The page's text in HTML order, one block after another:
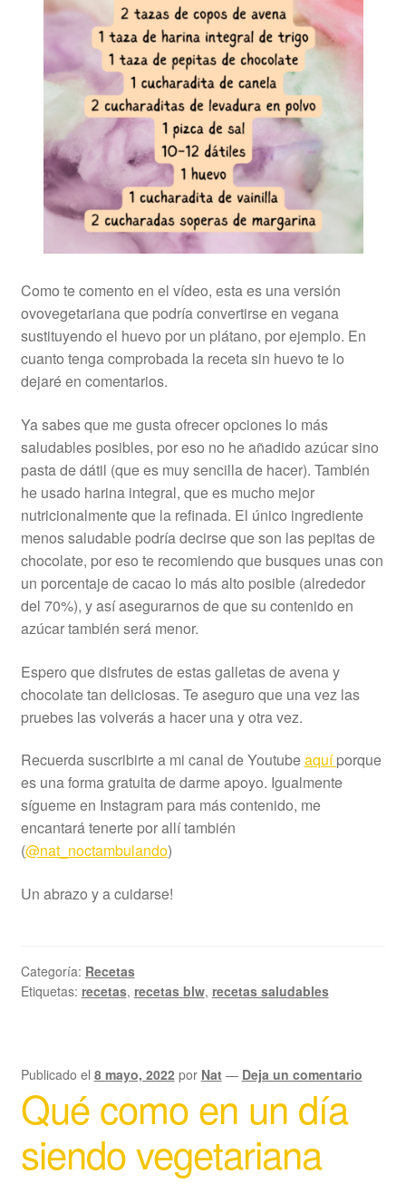
Como te comento en el vídeo, esta es una versión
ovovegetariana que podría convertirse en vegana
sustituyendo el huevo por un plátano, por ejemplo. En
cuanto tenga comprobada la receta sin huevo te lo
dejaré en comentarios.
Ya sabes que me gusta ofrecer opciones lo más
saludables posibles, por eso no he añadido azúcar sino
pasta de dátil (que es muy sencilla de hacer). También
he usado harina integral, que es mucho mejor
nutricionalmente que la refinada. El único ingrediente
menos saludable podría decirse que son las pepitas de
chocolate, por eso te recomiendo que busques unas con
un porcentaje de cacao lo más alto posible (alrededor
del 70%), y así asegurarnos de que su contenido en
azúcar también será menor.
Espero que disfrutes de estas galletas de avena y
chocolate tan deliciosas. Te aseguro que una vez las
pruebes las volverás a hacer una y otra vez.
Recuerda suscribirte a mi canal de Youtubeaquíporque
es una forma gratuita de darme apoyo. Igualmente
sígueme en Instagram para más contenido, me
encantará tenerte por allí también
(@nat_noctambulando)
Un abrazo y a cuidarse!
Categoría: Recetas
Etiquetas: recetas, recetas blw, recetas saludables
Publicado el 8 mayo, 2022 por Nat — Deja un comentario
Qué como en un día
siendo vegetariana